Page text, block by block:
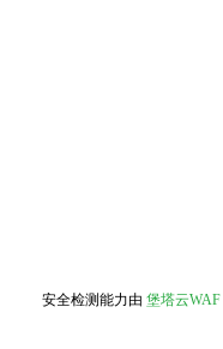
安全检测能力由 堡塔云WAF